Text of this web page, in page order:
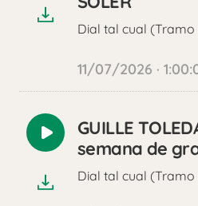
Dial tal cual (Tramo
11/07/2026 ·
Reproducir
audio
GUILLE
semana de
Dial tal cual (Tramo